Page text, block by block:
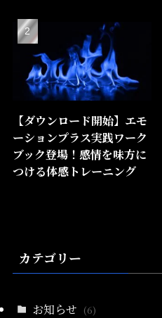
【ダウンロード開始】エモ
ーションプラス実践ワーク
ブック登場！感情を味方に
つける体感トレーニング
カテゴリー
お知らせ (6)